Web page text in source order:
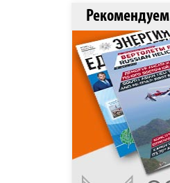
Рекомендуем